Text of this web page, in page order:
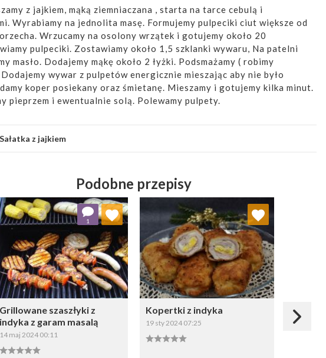
z jajkiem, mąką ziemniaczana , starta na tarce cebulą i
Wyrabiamy na jednolita masę. Formujemy pulpeciki ciut większe od
Wrzucamy na osolony wrzątek i gotujemy około 20
pulpeciki. Zostawiamy około 1,5 szklanki wywaru, Na patelni
masło. Dodajemy mąkę około 2 łyżki. Podsmażamy ( robimy
Dodajemy wywar z pulpetów energicznie mieszając aby nie było
koper posiekany oraz śmietanę. Mieszamy i gotujemy kilka minut.
pieprzem i ewentualnie solą. Polewamy pulpety.
Sałatka z jajkiem
Podobne przepisy
Grillowane szaszłyki z
indyka z garam masalą
14 maj 2024 00:11
1
Dodaj do ulubionych
Wybierz listę:
Kopertki z indyka
19 sty 2024 07:25
Dodaj do ulubionych
Wybierz listę:
indyka